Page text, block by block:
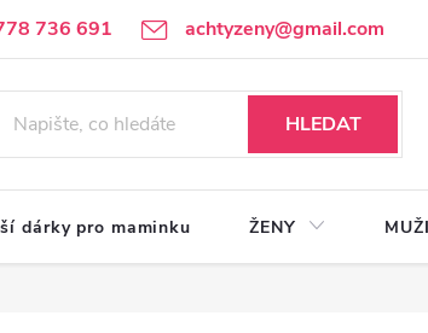
736 691 achtyzeny@gmail.com
HLEDAT
dárky pro maminku ŽENY MUŽI